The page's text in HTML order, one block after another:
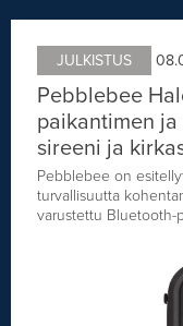
JULKISTUS
Pebblebee
paikantimen
sireeni ja
Pebblebee on
turvallisuutta
varustettu Bluetooth-